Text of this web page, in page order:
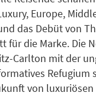
Europe,
das Debüt von
für die Marke. Die
Carlton mit der
Refugium
von